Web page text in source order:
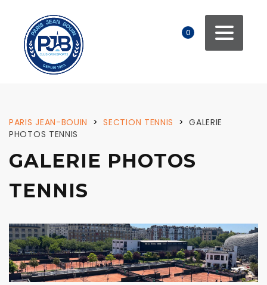
0
PARIS JEAN-BOUIN > SECTION TENNIS > GALERIE
PHOTOS TENNIS
GALERIE PHOTOS
TENNIS